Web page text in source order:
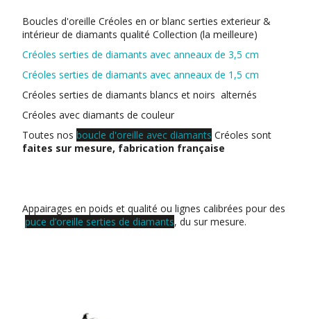
Boucles d'oreille Créoles en or blanc serties exterieur &
intérieur de diamants qualité Collection (la meilleure)
Créoles serties de diamants avec anneaux de 3,5 cm
Créoles serties de diamants avec anneaux de 1,5 cm
Créoles serties de diamants blancs et noirs alternés
Créoles avec diamants de couleur
Toutes nosboucle d'oreille avec diamants Créoles sont
faites sur mesure, fabrication française
Appairages en poids et qualité ou lignes calibrées pour des
puce d’oreille serties de diamants, du sur mesure.